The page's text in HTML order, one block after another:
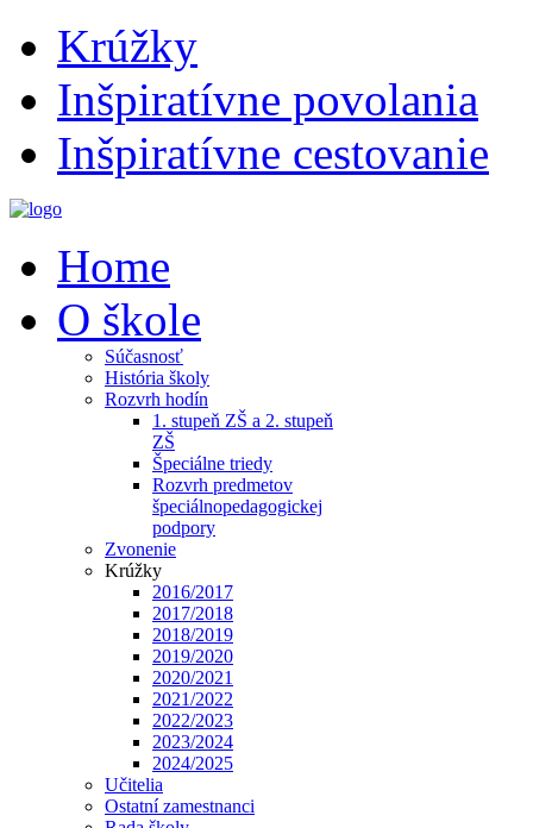
Krúžky
Inšpiratívne povolania
Inšpiratívne cestovanie
Home
O škole
Súčasnosť
História školy
Rozvrh hodín
1. stupeň ZŠ a 2. stupeň
ZŠ
Špeciálne triedy
Rozvrh predmetov
špeciálnopedagogickej
podpory
Zvonenie
Krúžky
2016/2017
2017/2018
2018/2019
2019/2020
2020/2021
2021/2022
2022/2023
2023/2024
2024/2025
Učitelia
Ostatní zamestnanci